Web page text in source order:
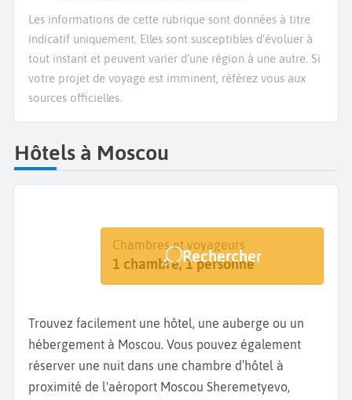
Les informations de cette rubrique sont données à titre
indicatif uniquement. Elles sont susceptibles d’évoluer à
tout instant et peuvent varier d’une région à une autre. Si
votre projet de voyage est imminent, référez vous aux
sources officielles.
Hôtels à Moscou
Destination
Moscou
Dates
Dates de votre séjour
Chambres et voyageurs
1 chambre, 1 personne
Rechercher
Trouvez facilement une hôtel, une auberge ou un
hébergement à Moscou. Vous pouvez également
réserver une nuit dans une chambre d’hôtel à
proximité de l'aéroport Moscou Sheremetyevo,